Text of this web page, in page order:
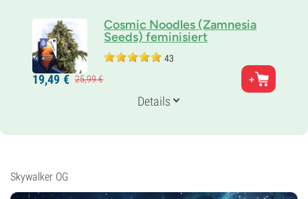
Cosmic Noodles (Zamnesia
Seeds) feminisiert
43
Eltern
Alien OG x Roller Coaster Haze
40% Sativa
8-9 wochen
CBD
0-1%
19,49 € 25,99€
Details
Skywalker OG